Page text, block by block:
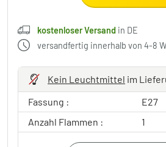
kostenloser Versand in DE
versandfertig innerhalb von 4-8
Kein Leuchtmittel im
Fassung :
E27
Anzahl Flammen :
1